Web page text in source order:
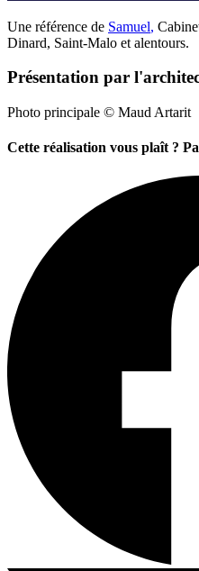
Une référence de Samuel,
Dinard, Saint-Malo et alentours.
Présentation par
Photo principale © Maud Artarit
Cette réalisation vous plaît ?